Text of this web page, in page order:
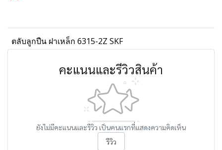
ตลับลูกปืน ฝาเหล็ก 6315-2Z SKF
คะแนนและรีวิวสินค้า
ยังไม่มีคะแนนและรีวิว เป็นคนแรกที่แสดงความคิดเห็น
รีวิว